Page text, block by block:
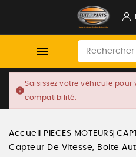

info
Saisissez votre véhicule pour
compatibilité.
Accueil PIECES MOTEURS
Capteur De Vitesse, Boite